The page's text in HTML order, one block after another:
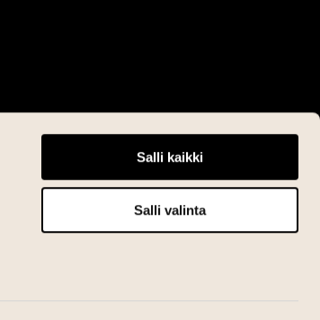
Salli kaikki
Salli valinta